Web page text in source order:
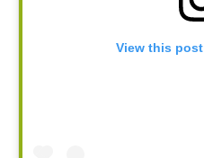
View this